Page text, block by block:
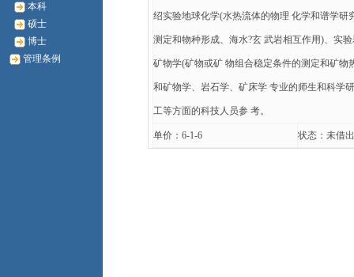
本科
硕士
博士
管理条例
绍实验地球化学(水热流体的物理 化学和谱学
测定和物种形成、海水?玄 武岩相互作用)、实
矿物学(矿物或矿 物组合稳定条件的测定和矿
和矿物学、岩石学、矿床学 专业的师生和科学
工等方面的科技人员参 考。
单价：6-1-6 状态：未借出